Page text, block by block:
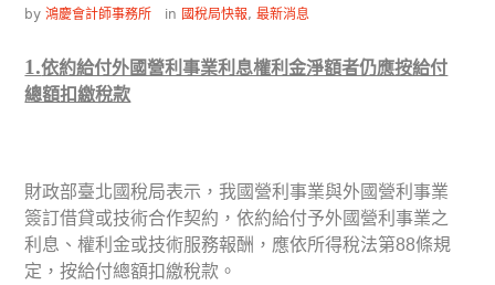
by鴻慶會計師事務所 in 國稅局快報,最新消息
1.依約給付外國營利事業利息權利金淨額者仍應按給付
總額扣繳稅款
財政部臺北國稅局表示，我國營利事業與外國營利事業
簽訂借貸或技術合作契約，依約給付予外國營利事業之
利息、權利金或技術服務報酬，應依所得稅法第88條規
定，按給付總額扣繳稅款。